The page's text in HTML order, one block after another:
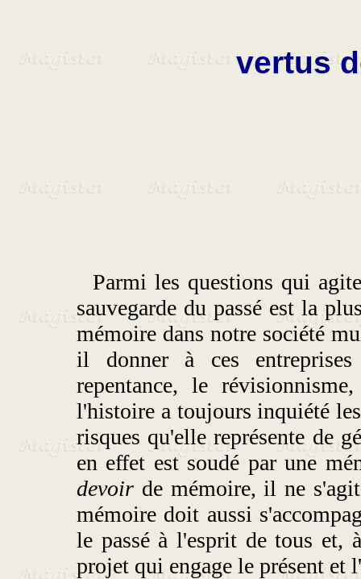
vertus
Parmi les questions qui
sauvegarde du passé est la
mémoire dans notre société
il donner à ces
repentance, le
l'histoire a toujours inquiété
risques qu'elle représente de
en effet est soudé par une
devoir de mémoire, il ne
mémoire doit aussi
le passé à l'esprit de tous et,
projet qui engage le présent et